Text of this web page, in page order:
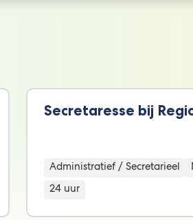
Secretaresse bij
Administratief / Secretarieel
24 uur